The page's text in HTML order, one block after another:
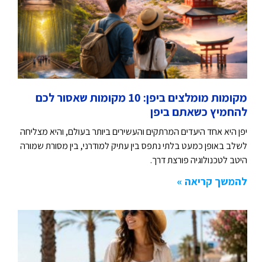
מקומות מומלצים ביפן: 10 מקומות שאסור לכם
להחמיץ כשאתם ביפן
יפן היא אחד היעדים המרתקים והעשירים ביותר בעולם, והיא מצליחה
לשלב באופן כמעט בלתי נתפס בין עתיק למודרני, בין מסורת שמורה
היטב לטכנולוגיה פורצת דרך.
להמשך קריאה »